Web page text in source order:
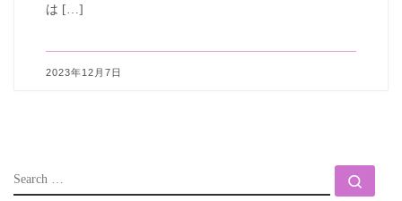
は […]
2023年12月7日
SEARCH